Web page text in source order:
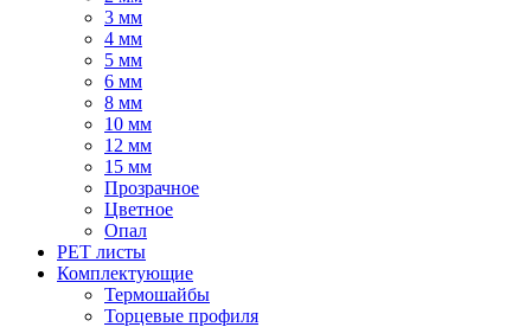
3 мм
4 мм
5 мм
6 мм
8 мм
10 мм
12 мм
15 мм
Прозрачное
Цветное
Опал
PET листы
Комплектующие
Термошайбы
Торцевые профиля